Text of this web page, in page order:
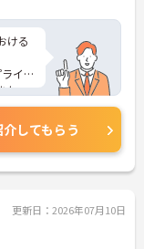
ける
イベ
た、
整っ
さら
さ
介してもらう
更新日：2026年07月10日